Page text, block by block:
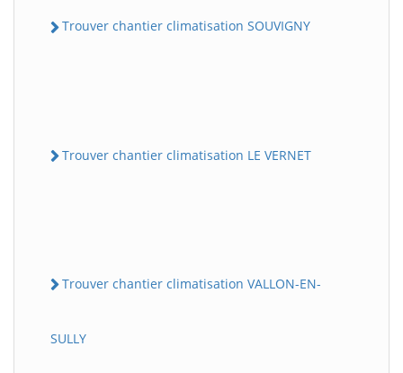
Trouver chantier climatisation SOUVIGNY
Trouver chantier climatisation LE VERNET
Trouver chantier climatisation VALLON-EN-
SULLY